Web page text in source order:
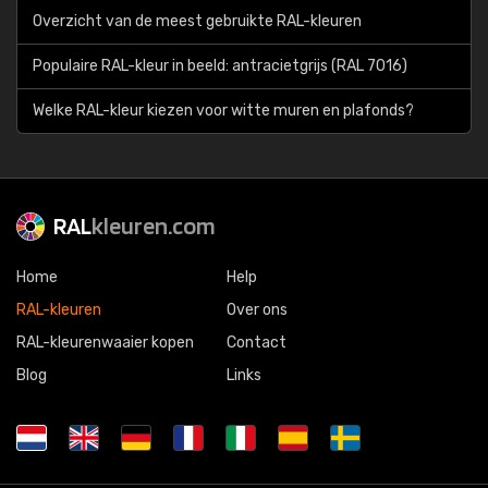
Overzicht van de meest gebruikte RAL-kleuren
Populaire RAL-kleur in beeld: antracietgrijs (RAL 7016)
Welke RAL-kleur kiezen voor witte muren en plafonds?
RALkleuren.com
Home
RAL-kleuren
RAL-kleurenwaaier kopen
Blog
Help
Over ons
Contact
Links